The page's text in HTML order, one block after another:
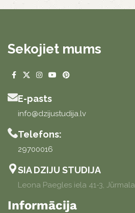
Sekojiet mums
E-pasts
info@dzijustudija.lv
Telefons:
29700016
SIA DZIJU STUDIJA
Leona Paegles iela 41-3, Jūrmala
Informācija